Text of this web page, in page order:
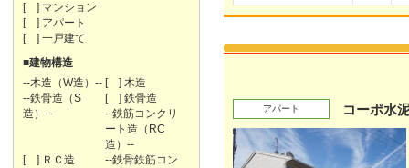
[ ] マンション
[ ] アパート
[ ] 一戸建て
■建物構造
--木造（W造）-- [ ] 木造
--鉄骨造（S
造）--
[ ] 鉄骨造
--鉄筋コンクリ
ート造（RC
造）--
[ ] ＲＣ造
--鉄骨鉄筋コン
アパート コーポ水